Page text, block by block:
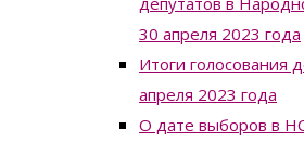
30 апреля 2023 года
Итоги голосования
апреля 2023 года
О дате выборов в